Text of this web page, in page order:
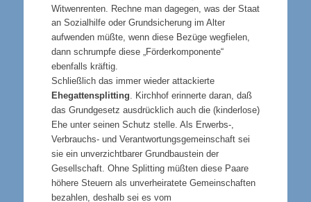
Witwenrenten. Rechne man dagegen, was der Staat
an Sozialhilfe oder Grundsicherung im Alter
aufwenden müßte, wenn diese Bezüge wegfielen,
dann schrumpfe diese „Förderkomponente“
ebenfalls kräftig.
Schließlich das immer wieder attackierte
Ehegattensplitting . Kirchhof erinnerte daran, daß
das Grundgesetz ausdrücklich auch die (kinderlose)
Ehe unter seinen Schutz stelle. Als Erwerbs-,
Verbrauchs- und Verantwortungsgemeinschaft sei
sie ein unverzichtbarer Grundbaustein der
Gesellschaft. Ohne Splitting müßten diese Paare
höhere Steuern als unverheiratete Gemeinschaften
bezahlen, deshalb sei es vom